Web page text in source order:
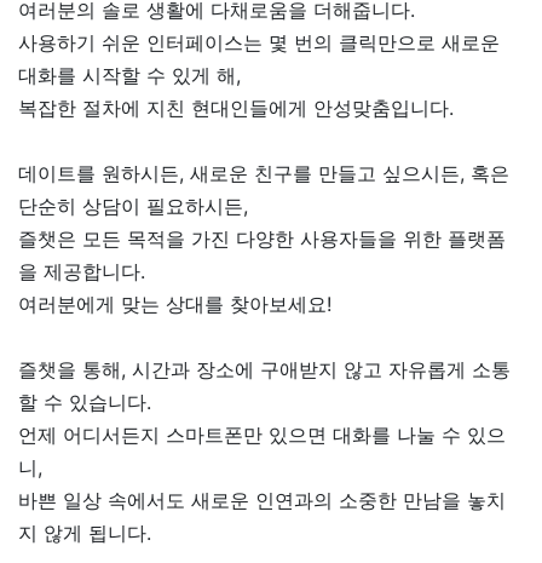
여러분의 솔로 생활에 다채로움을 더해줍니다.
사용하기 쉬운 인터페이스는 몇 번의 클릭만으로 새로운
대화를 시작할 수 있게 해,
복잡한 절차에 지친 현대인들에게 안성맞춤입니다.
데이트를 원하시든, 새로운 친구를 만들고 싶으시든, 혹은
단순히 상담이 필요하시든,
즐챗은 모든 목적을 가진 다양한 사용자들을 위한 플랫폼
을 제공합니다.
여러분에게 맞는 상대를 찾아보세요!
즐챗을 통해, 시간과 장소에 구애받지 않고 자유롭게 소통
할 수 있습니다.
언제 어디서든지 스마트폰만 있으면 대화를 나눌 수 있으
니,
바쁜 일상 속에서도 새로운 인연과의 소중한 만남을 놓치
지 않게 됩니다.